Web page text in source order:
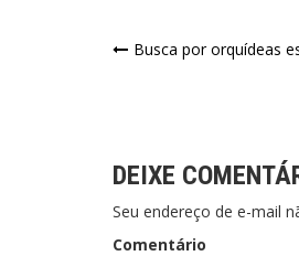
Navegação
Busca por orquídeas
DEIXE
Seu endereço de e-mail
Comentário